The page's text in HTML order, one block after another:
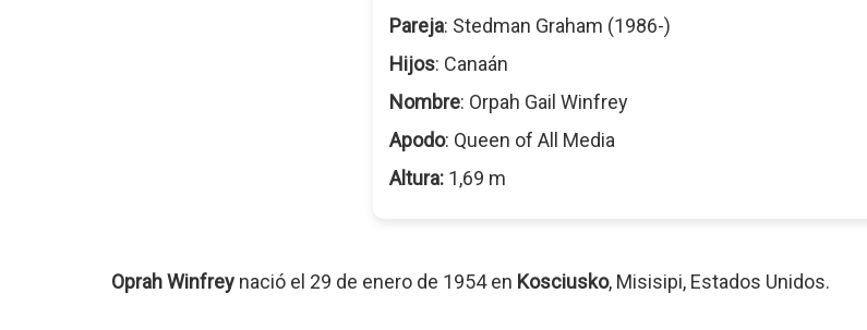
Pareja: Stedman Graham (1986-)
Hijos: Canaán
Nombre: Orpah Gail Winfrey
Apodo: Queen of All Media
Altura: 1,69 m
Oprah Winfrey nació el 29 de enero de 1954 en Kosciusko, Misisipi, Estados Unidos.